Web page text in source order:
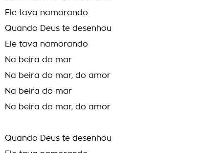
Ele tava namorando
Quando Deus te desenhou
Ele tava namorando
Na beira do mar
Na beira do mar, do amor
Na beira do mar
Na beira do mar, do amor
Quando Deus te desenhou